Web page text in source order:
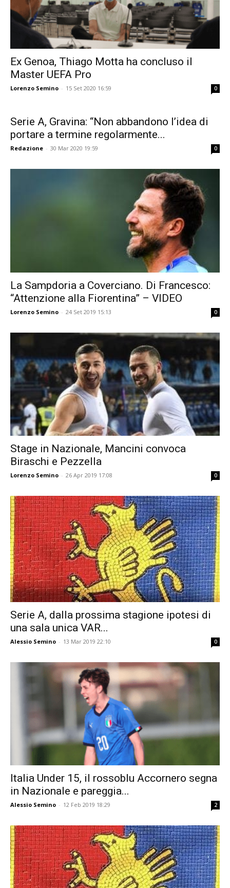
Ex Genoa, Thiago Motta ha concluso il
Master UEFA Pro
Lorenzo Semino - 15 Set 2020 16:59 0
Serie A, Gravina: “Non abbandono l’idea di
portare a termine regolarmente...
Redazione - 30 Mar 2020 19:59 0
La Sampdoria a Coverciano. Di Francesco:
“Attenzione alla Fiorentina” – VIDEO
Lorenzo Semino - 24 Set 2019 15:13 0
Stage in Nazionale, Mancini convoca
Biraschi e Pezzella
Lorenzo Semino - 26 Apr 2019 17:08 0
Serie A, dalla prossima stagione ipotesi di
una sala unica VAR...
Alessio Semino - 13 Mar 2019 22:10 0
Italia Under 15, il rossoblu Accornero segna
in Nazionale e pareggia...
Alessio Semino - 12 Feb 2019 18:29 2